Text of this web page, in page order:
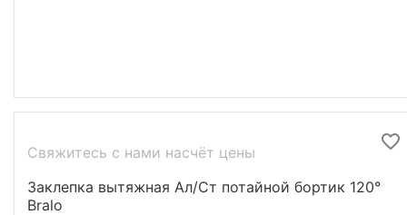
Свяжитесь с нами насчёт цены
Заклепка вытяжная Ал/Ст потайной бортик 120°
Bralo